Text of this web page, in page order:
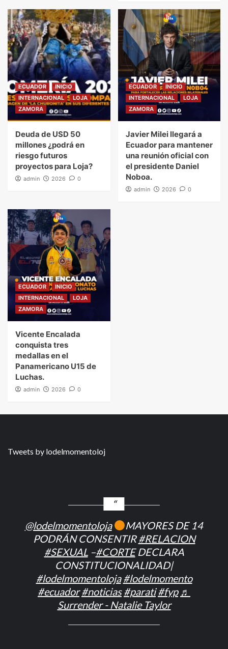
ECUADOR
INICIO
INTERNACIONAL
LOJA
ZAMORA
Deuda de USD 50
millones ¿podrá en
riesgo futuros
proyectos para Loja?
admin 2026 0
ECUADOR
INICIO
INTERNACIONAL
LOJA
ZAMORA
Javier Milei llegará a
Ecuador para mantener
una reunión oficial con
el presidente Daniel
Noboa.
admin 2026 0
ECUADOR
INICIO
INTERNACIONAL
LOJA
ZAMORA
Vicente Encalada
conquista tres
medallas en el
Panamericano U15 de
Luchas.
admin 2026 0
Tweets by lodelmomentoloj
@lodelmomentoloja
MAYORES DE 14
PODRÁN CONSENTIR#RELACION
#SEXUAL–#CORTEDECLARA
CONSTITUCIONALIDAD|
#lodelmomentoloja #lodelmomento
#ecuador #noticias #parati #fyp ♬
Surrender - Natalie Taylor